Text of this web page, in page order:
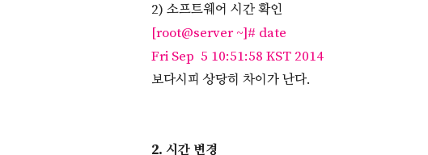
2) 소프트웨어 시간 확인
[root@server ~]# date
Fri Sep 5 10:51:58 KST 2014
보다시피 상당히 차이가 난다.
2. 시간 변경